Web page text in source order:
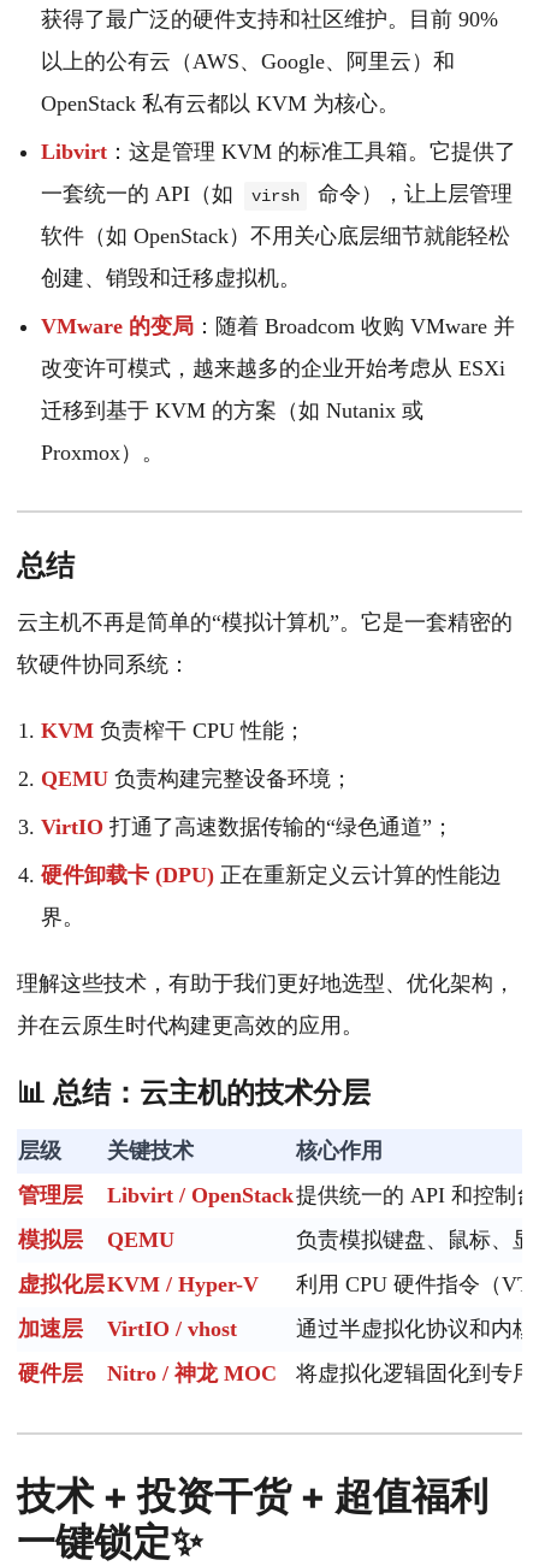
获得了最广泛的硬件支持和社区维护。目前 90%
以上的公有云（AWS、Google、阿里云）和
OpenStack 私有云都以 KVM 为核心。
Libvirt ：这是管理 KVM 的标准工具箱。它提供了
一套统一的 API（如
virsh
命令），让上层管理
软件（如 OpenStack）不用关心底层细节就能轻松
创建、销毁和迁移虚拟机。
VMware 的变局 ：随着 Broadcom 收购 VMware 并
改变许可模式，越来越多的企业开始考虑从 ESXi
迁移到基于 KVM 的方案（如 Nutanix 或
Proxmox）。
总结
云主机不再是简单的“模拟计算机”。它是一套精密的
软硬件协同系统：
KVM 负责榨干 CPU 性能；
QEMU 负责构建完整设备环境；
VirtIO 打通了高速数据传输的“绿色通道”；
硬件卸载卡 (DPU) 正在重新定义云计算的性能边
界。
理解这些技术，有助于我们更好地选型、优化架构，
并在云原生时代构建更高效的应用。
📊 总结：云主机的技术分层
层级 关键技术
核心作用
管理层
Libvirt / OpenStack提供统一的 API 和控制
模拟层
QEMU
负责模拟键盘、鼠标、
虚拟化层KVM / Hyper-V
利用 CPU 硬件指令（
加速层
VirtIO / vhost
通过半虚拟化协议和内
硬件层
Nitro / 神龙 MOC 将虚拟化逻辑固化到专
技术 + 投资干货 + 超值福利
一键锁定✨